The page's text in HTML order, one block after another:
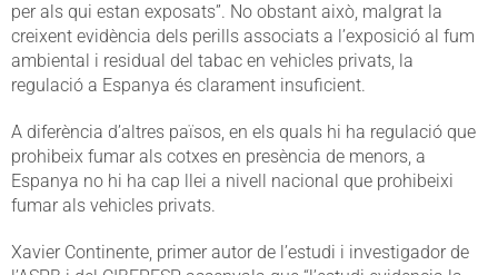
per als qui estan exposats”. No obstant això, malgrat la
creixent evidència dels perills associats a l’exposició al fum
ambiental i residual del tabac en vehicles privats, la
regulació a Espanya és clarament insuficient.
A diferència d’altres països, en els quals hi ha regulació que
prohibeix fumar als cotxes en presència de menors, a
Espanya no hi ha cap llei a nivell nacional que prohibeixi
fumar als vehicles privats.
Xavier Continente, primer autor de l’estudi i investigador de